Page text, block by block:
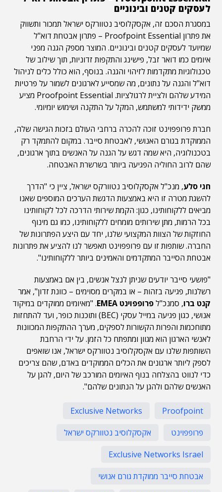
לעסקים קטנים ובינוניים
במסגרת הסכם זה, אקסקלוסיב נטוורקס ישראל תמכור ותשווק
את פתרון Proofpoint Essential – פתרון אבטחת דוא"ל
שמיועד לעסקים קטנים ובינוניים. המוצר מספק הגנה מפני
איומים כמו דואר זבל, פישינג והתקפות זדוניות, תוך שילוב של
טכנולוגיות מתקדמות לזיהוי והגנה. בנוסף, הוא כולל כלים לניהול
דוא"ל והגנה על נתונים, מה שמסייע לארגונים לשמור על פרטיות
המידע שלהם ולציית לרגולציות. Proofpoint Essential מציע
ממשק ידידותי למשתמש, המקל על התקנה ושימוש יומיומי.
חברת פרופפוינט זוכה להכרה ברחבי העולם בזכות הגישה שלה,
הממוקדת בגורם האנושי, לאבטחת סייבר. במקום להתמקד רק
בטכנולוגיה, היא שמה דגש על הגנה על האנשים בתוך ארגונים,
שהם לרוב החוליה הפגיעה ביותר בשרשרת האבטחה.
חגי סלע, ​​מנכ"ל אקסקלוסיב נטוורקס ישראל, ציין כי "הדרך
להשגת מטרה זו היא באמצעות הדגשת הערכים המוספים שאנו
מביאים ללקוחותינו, כגון: הקמת שירותי הדרכה לכל לקוחותינו
בכל הרמות, מתן שירותים מומחים ללקוחותינו, כמו גם מינוף
החוזקות של הצוות המקצועי שלנו, יחד עם היצע הפתרונות של
החברה. שותפות זו עם פרופפוינט תאפשר לנו להציע את פתרונות
אבטחת הסייבר המתקדמים והאמינים ביותר ללקוחותינו".
"פושעי סייבר יודעים שניתן לנצל אנשים, בין אם באמצעות
רשלנות, פגיעה בזהות – או במקרים מסוימים – כוונת זדון", אמר
קנט ברו, סמנכ"לפרופפוינט EMEA
. "מאיומים ממוקדים במיקוד
אנושי, כגון פגיעה במייל עסקי (BEC) ותוכנות כופר, ועד להתחזות
מתוחכמות והפרות הקשורות לספקים, מערך ההתקפות המכוונות
לאנשי הארגון הוא מגוון ומתפתח כל הזמן. על ידי הרחבת
השותפות שלנו עם אקסקלוסיב נטוורקס ישראל, אנו שואפים
לספק ליותר ארגונים את הכלים הממוקדים באדם, שהם צריכים
כדי לנווט בהצלחה בנוף האיומים המורכב של היום, להגן על
האנשים שלהם ולהגן על הנתונים שלהם".
Proofpoint
Exclusive Networks
פרופפוינט
אקסקלוסיב נטוורקס ישראל
Exclusive Networks Israel
אבטחת סייבר ממוקדת גורם אנושי